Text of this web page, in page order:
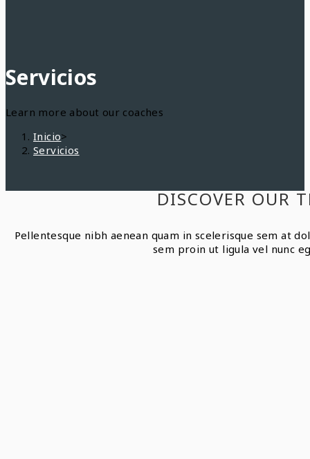
Servicios
Learn more about our coaches
Inicio>
Servicios
DISCOVER OUR
Pellentesque nibh aenean quam in scelerisque sem at
sem proin ut ligula vel nunc